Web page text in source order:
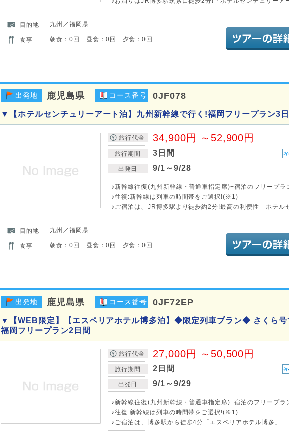
目的地 九州／福岡県
食事 朝食：0回 昼食：0回 夕食：0回
出発地 鹿児島県 コース番号 0JF078
▼【ホテルセンチュリーアート泊】九州新幹線で行く!福岡フリープラン3
旅行代金 34,900円 ～52,900円
旅行期間 3日間
出発日 9/1～9/28
♪新幹線往復(九州新幹線・普通車指定席)+宿泊のフリープラ
♪往復:新幹線は列車の時間帯をご選択!(※1)
♪ご宿泊は、JR博多駅より徒歩約2分!最高の利便性「ホテル
目的地 九州／福岡県
食事 朝食：0回 昼食：0回 夕食：0回
出発地 鹿児島県 コース番号 0JF72EP
▼【WEB限定】【エスペリアホテル博多泊】◆限定列車プラン◆ さくら号
福岡フリープラン2日間
旅行代金 27,000円 ～50,500円
旅行期間 2日間
出発日 9/1～9/29
♪新幹線往復(九州新幹線・普通車指定席)+宿泊のフリープラ
♪往復:新幹線は列車の時間帯をご選択!(※1)
♪ご宿泊は、博多駅から徒歩4分「エスペリアホテル博多」